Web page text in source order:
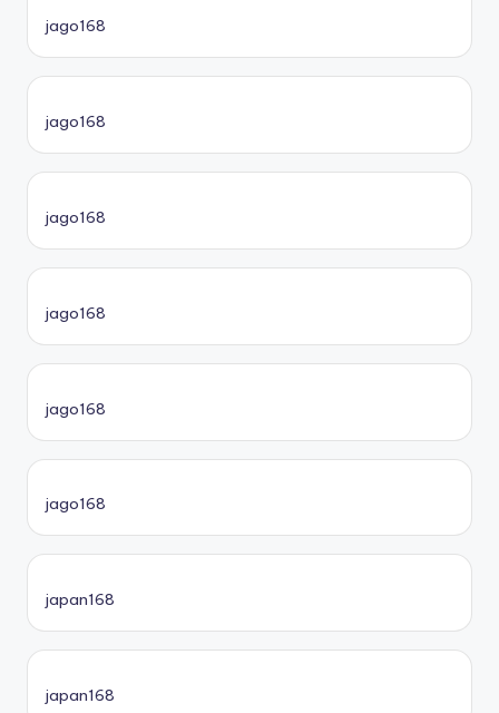
jago168
jago168
jago168
jago168
jago168
jago168
japan168
japan168